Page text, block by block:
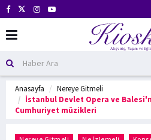
Anasayfa
Nereye Gitmeli
İstanbul Devlet Opera ve
Cumhuriyet müzikleri